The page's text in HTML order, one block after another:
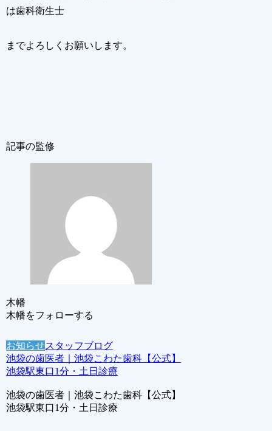
は歯科衛生士
までよろしくお願いします。
記事の監修
木幡
木幡をフォローする
お知らせスタッフブログ
池袋の歯医者｜池袋こわた歯科【公式】
池袋駅東口1分・土日診療
池袋の歯医者｜池袋こわた歯科【公式】
池袋駅東口1分・土日診療